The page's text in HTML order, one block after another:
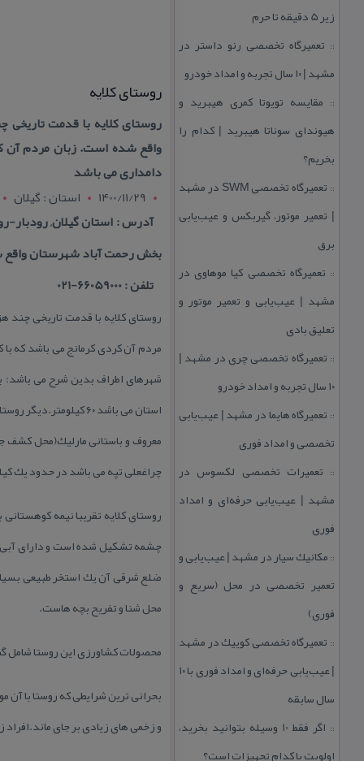
زیر 5 دقیقه تا حرم
:: تعمیرگاه تخصصی رنو داستر در
مشهد | ۱۰ سال تجربه و امداد خودرو
:: مقایسه تویوتا كمری هیبرید و
هیوندای سوناتا هیبرید | كدام را
بخریم؟
::
تعمیرگاه تخصصی SWM در مشهد
| تعمیر موتور، گیربكس و عیب‌یابی
برق
:: تعمیرگاه تخصصی كیا موهاوی در
مشهد | عیب‌یابی و تعمیر موتور و
تعلیق بادی
:: تعمیرگاه تخصصی چری در مشهد |
۱۰ سال تجربه و امداد خودرو
:: تعمیرگاه هایما در مشهد | عیب‌یابی
تخصصی و امداد فوری
:: تعمیرات تخصصی لكسوس در
مشهد | عیب‌یابی حرفه‌ای و امداد
فوری
:: مكانیك سیار در مشهد | عیب‌یابی و
تعمیر تخصصی در محل (سریع و
فوری)
:: تعمیرگاه تخصصی كوییك در مشهد
| عیب‌یابی حرفه‌ای و امداد فوری با ۱۰
سال سابقه
::
اگر فقط 10 وسیله بتوانید بخرید،
اولویت با كدام تجهیزات است؟
روستای كلایه
روستای كلایه با قدمت
واقع شده است. زبان مردم آن
دامداری می باشد
1400/11/29
استان : گيلان
آدرس : استان گیلان, رودبار-
بخش رحمت آباد شهرستان
تلفن : 66059000-021
روستای كلایه با قدمت تاریخی
مردم آن كردی كرمانج می باشد كه
استان می باشد ۶۰
چراغعلی تپه می باشد در حدود یك
روستای كلایه تقریبا نیمه
چشمه تشكیل شده است و دارای آبی
ضلع شرقی آن یك استخر طبیعی
محل شنا و تفریح بچه هاست.
محصولات كشاورزی این روستا شامل
و زخمی های زیادی بر جای